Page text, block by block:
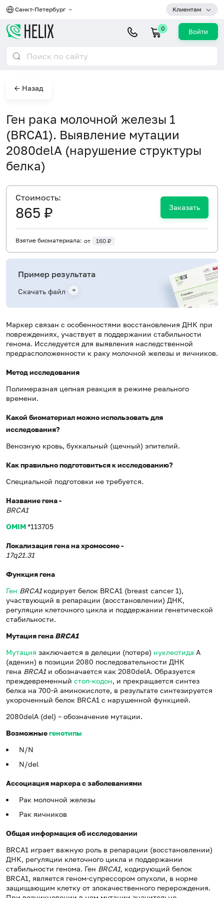
Санкт-Петербург Клиентам
0 Войти
← Назад
Ген рака молочной железы 1
(BRCA1). Выявление мутации
2080delA (нарушение структуры
белка)
Маркер связан с особенностями восстановления ДНК при
повреждениях, участвует в поддержании стабильности
генома. Исследуется для выявления наследственной
предрасположенности к раку молочной железы и яичников.
Метод исследования
Полимеразная цепная реакция в режиме реального
времени.
Какой биоматериал можно использовать для
исследования?
Венозную кровь, буккальный (щечный) эпителий.
Как правильно подготовиться к исследованию?
Специальной подготовки не требуется.
Название гена -
BRCA1
OMIM *113705
Локализация гена на хромосоме -
17q21.31
Функция гена
Ген BRCA1 кодирует белок BRCA1 (breast cancer 1),
участвующий в репарации (восстановлении) ДНК,
регуляции клеточного цикла и поддержании генетической
стабильности.
Мутация гена BRCA1
Мутация заключается в делеции (потере) нуклеотида А
(аденин) в позиции 2080 последовательности ДНК
гена BRCA1 и обозначается как 2080delA. Образуется
преждевременный стоп-кодон, и прекращается синтез
белка на 700-й аминокислоте, в результате синтезируется
укороченный белок BRCA1 с нарушенной функцией.
2080delA (del) – обозначение мутации.
Возможныегенотипы
N/N
N/del
Ассоциация маркера с заболеваниями
Рак молочной железы
Рак яичников
Общая информация об исследовании
BRCA1 играет важную роль в репарации (восстановлении)
ДНК, регуляции клеточного цикла и поддержании
стабильности генома. Ген BRCA1, кодирующий белок
BRCA1, является геном-супрессором опухоли, в норме
защищающим клетку от злокачественного перерождения.
Cтоимость:
865 ₽ Заказать
Взятие биоматериала: от 160 ₽
Пример результата
Скачать файл